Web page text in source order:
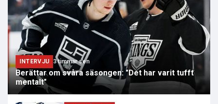
INTERVJU 3 timmar sen
Berättar om svåra säsongen: "Det har varit tufft
mentalt"